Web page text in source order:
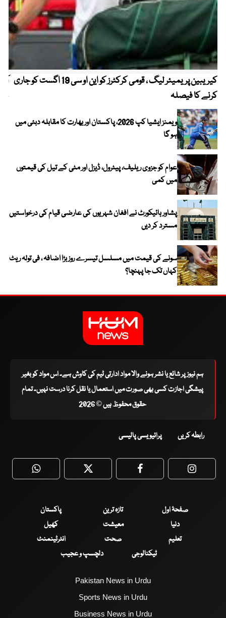
کیریبین پریمیئر لیگ ، قومی کرکٹرز کو این او سی 19 اگست کو جاری
کرنے کا فیصلہ
ویمنز ایشیا کپ 2026، پاکستان اور بھارت کا مقابلہ دبئی میں
ہو گا
عوام کو جزوی ریلیف، پیٹرول، ڈیزل اور مٹی کے تیل کی قیمتوں
میں کمی
پشاور ہائیکورٹ نے افغان شہریوں کی عارضی قیام کی درخواستیں
مسترد کر دیں
سونے کی قیمت میں مسلسل تیسرے روز بڑا اضافہ ، فی تولہ ریٹ
کہاں تک جا پہنچا؟
ہم نیوز پر شائع یا نشر ہونے والا مواد ادارتی ٹیم کی کاوش ہے۔ اس مواد کو بغیر
پیشگی اجازت کسی بھی صورت میں استعمال یا نقل کرنا درست نہیں۔ تمام
حقوق محفوظ ہیں © 2026
رابطہ کریں پرائیویسی پالیسی
WhatsApp Twitter Facebook
صفحۂ اول تازہ ترین
پاکستان
دنیا
معیشت
کھیل
تعلیم
صحت
انٹرٹینمنٹ
ٹیکنالوجی
دلچسپ و عجیب
Pakistan News in Urdu
Sports News in Urdu
Business News in Urdu